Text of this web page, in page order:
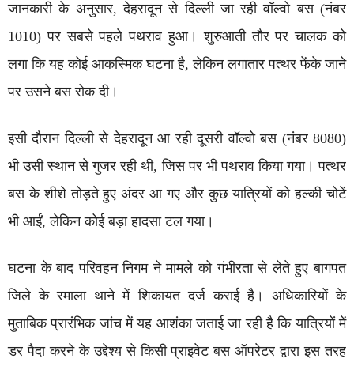
जानकारी के अनुसार, देहरादून से दिल्ली जा रही वॉल्वो बस (नंबर
1010) पर सबसे पहले पथराव हुआ। शुरुआती तौर पर चालक को
लगा कि यह कोई आकस्मिक घटना है, लेकिन लगातार पत्थर फेंके जाने
पर उसने बस रोक दी।
इसी दौरान दिल्ली से देहरादून आ रही दूसरी वॉल्वो बस (नंबर 8080)
भी उसी स्थान से गुजर रही थी, जिस पर भी पथराव किया गया। पत्थर
बस के शीशे तोड़ते हुए अंदर आ गए और कुछ यात्रियों को हल्की चोटें
भी आईं, लेकिन कोई बड़ा हादसा टल गया।
घटना के बाद परिवहन निगम ने मामले को गंभीरता से लेते हुए बागपत
जिले के रमाला थाने में शिकायत दर्ज कराई है। अधिकारियों के
मुताबिक प्रारंभिक जांच में यह आशंका जताई जा रही है कि यात्रियों में
डर पैदा करने के उद्देश्य से किसी प्राइवेट बस ऑपरेटर द्वारा इस तरह